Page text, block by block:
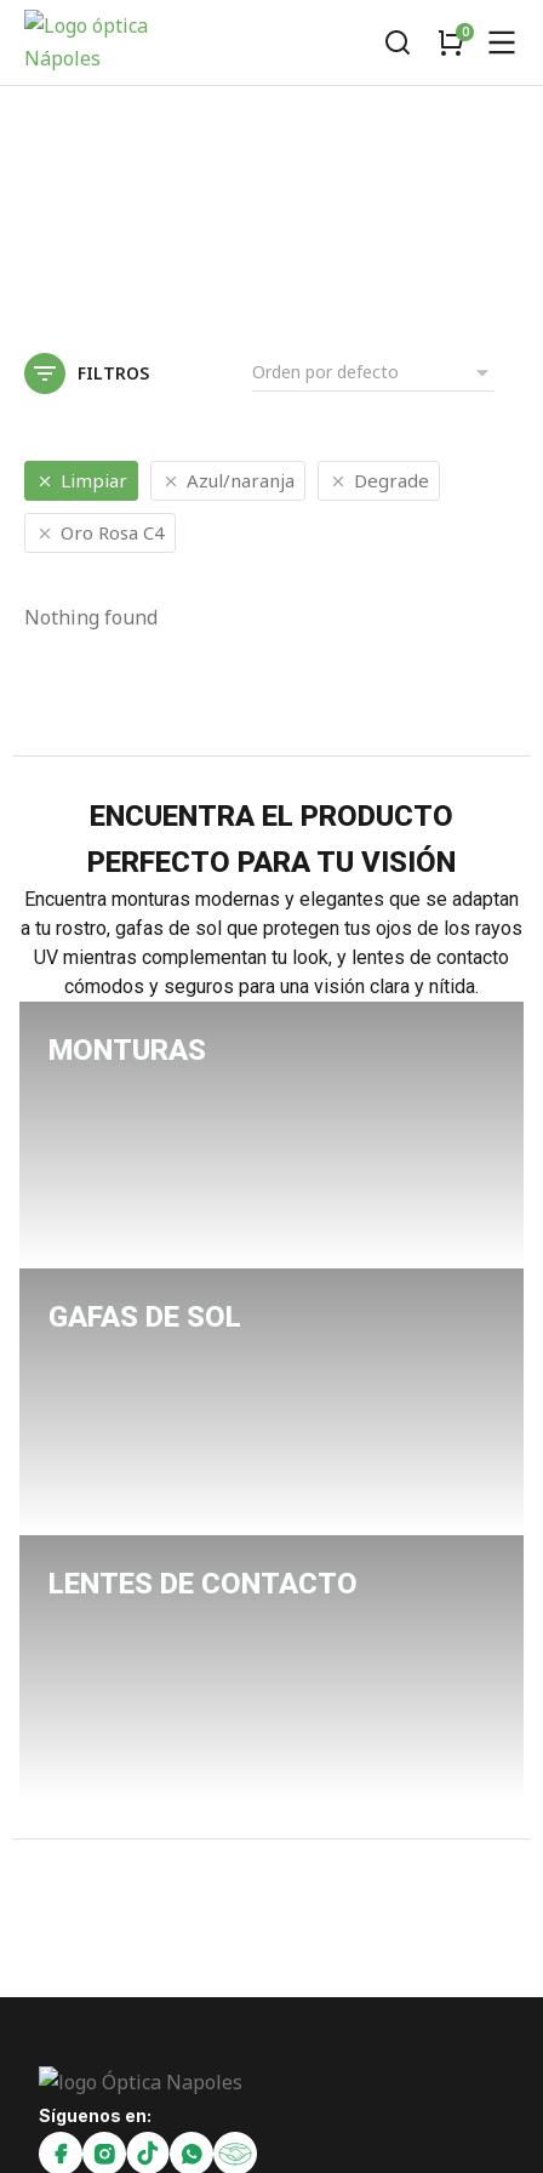
FILTROS
Limpiar Azul/naranja Degrade
Oro Rosa C4
Nothing found
ENCUENTRA EL PRODUCTO
PERFECTO PARA TU VISIÓN
Encuentra monturas modernas y elegantes que se adaptan
a tu rostro, gafas de sol que protegen tus ojos de los rayos
UV mientras complementan tu look, y lentes de contacto
cómodos y seguros para una visión clara y nítida.
MONTURAS
GAFAS DE SOL
LENTES DE CONTACTO
Síguenos en:
Menu